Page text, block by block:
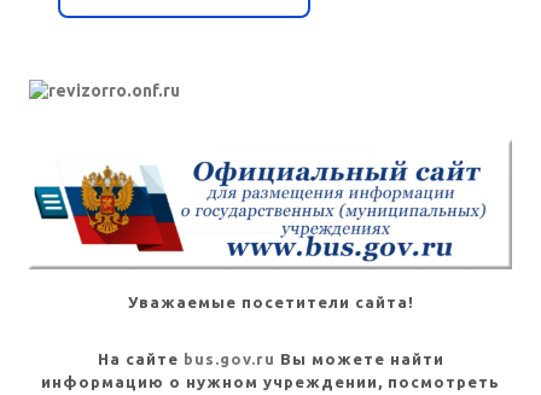
Уважаемые посетители сайта!
На сайте bus.gov.ru Вы можете найти
информацию о нужном учреждении, посмотреть